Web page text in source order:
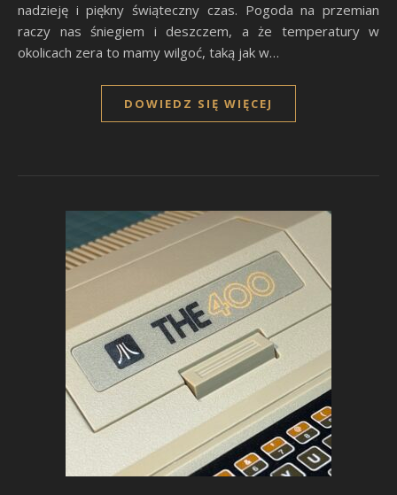
nadzieję i piękny świąteczny czas. Pogoda na przemian
raczy nas śniegiem i deszczem, a że temperatury w
okolicach zera to mamy wilgoć, taką jak w…
DOWIEDZ SIĘ WIĘCEJ